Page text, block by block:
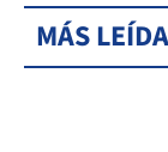
MÁS